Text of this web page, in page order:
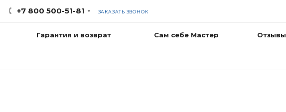
+7 800 500-51-81 ЗАКАЗАТЬ ЗВОНОК
Гарантия и возврат Сам себе Мастер Отзывы